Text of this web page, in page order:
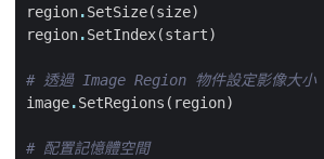
region.SetSize(size)
region.SetIndex(start)
# 透過 Image Region 物件設定影像大小
image.SetRegions ( region)
# 配置記憶體空間